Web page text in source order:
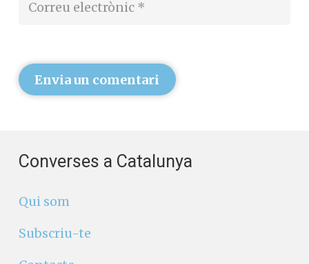
Envia un comentari
Converses a Catalunya
Qui som
Subscriu-te